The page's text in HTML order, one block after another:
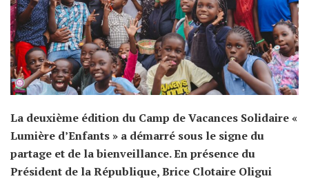
La deuxième édition du Camp de Vacances Solidaire «
Lumière d’Enfants » a démarré sous le signe du
partage et de la bienveillance. En présence du
Président de la République, Brice Clotaire Oligui